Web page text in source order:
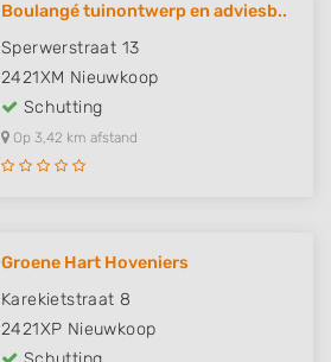
Boulangé tuinontwerp en adviesb..
Sperwerstraat 13
2421XM Nieuwkoop
Schutting
Op 3,42 km afstand
Groene Hart Hoveniers
Karekietstraat 8
2421XP Nieuwkoop